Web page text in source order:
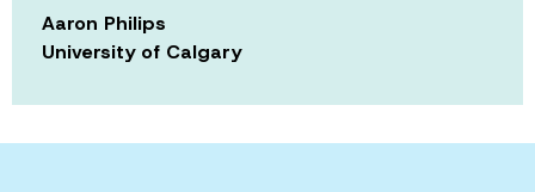
Aaron Philips
University of Calgary